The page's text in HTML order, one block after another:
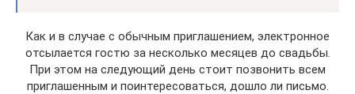
Как и в случае с обычным приглашением, электронное
отсылается гостю за несколько месяцев до свадьбы.
При этом на следующий день стоит позвонить всем
приглашенным и поинтересоваться, дошло ли письмо.